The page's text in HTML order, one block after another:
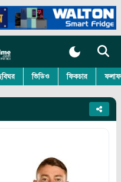
ভিডিও ফিকচার